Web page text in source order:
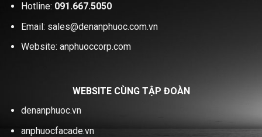
Hotline: 091.667.5050
Email: sales@denanphuoc.com.vn
Website: anphuoccorp.com
WEBSITE CÙNG TẬP ĐOÀN
denanphuoc.vn
anphuocfacade.vn